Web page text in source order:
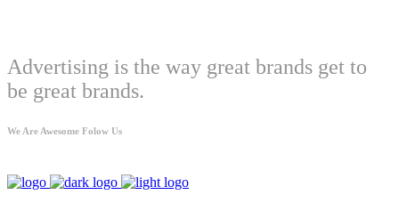
Advertising is the way great brands get to
be great brands.
We Are Awesome Folow Us